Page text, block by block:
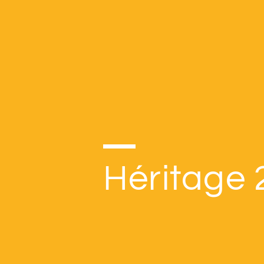
Héritage